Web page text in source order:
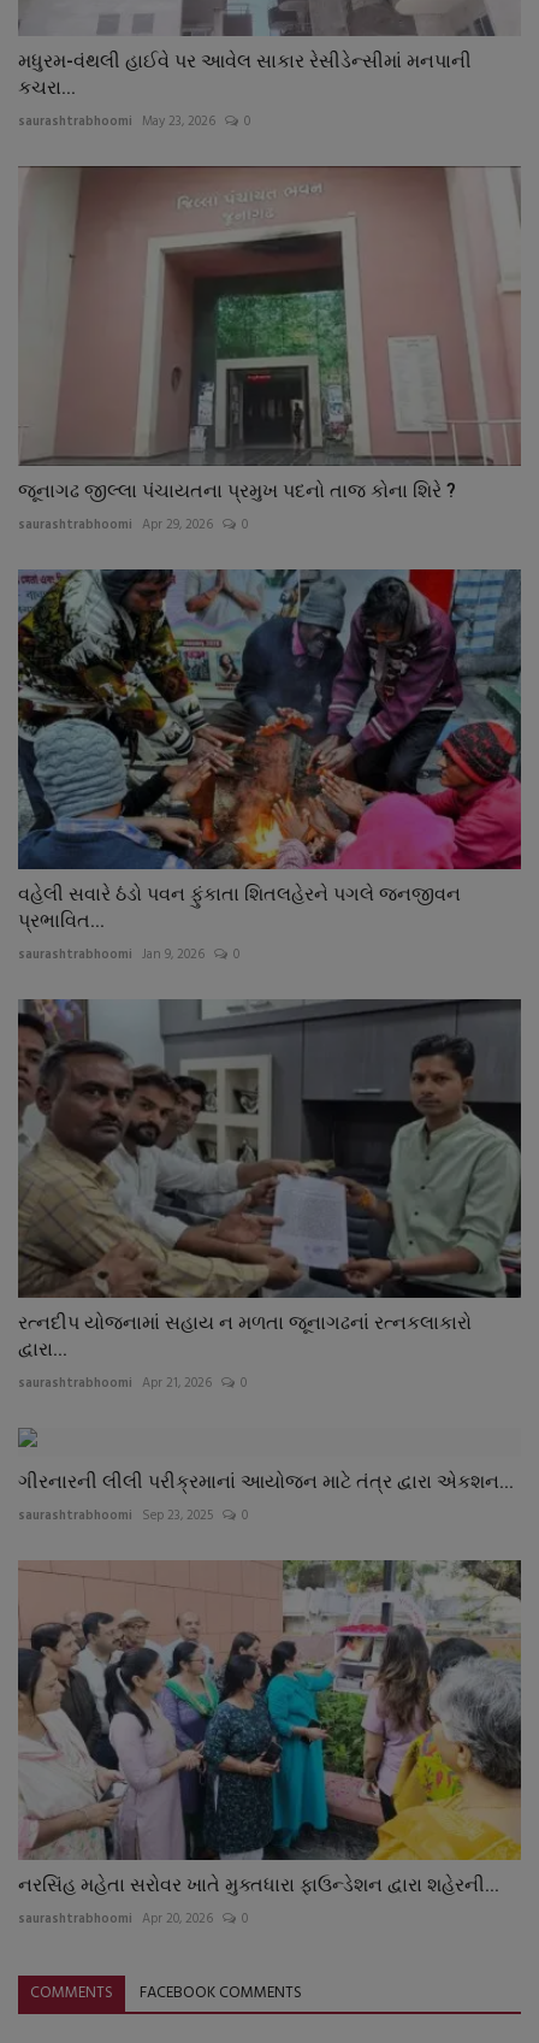
મધુરમ-વંથલી હાઈવે પર આવેલ સાકાર રેસીડેન્સીમાં મનપાની
કચરા...
saurashtrabhoomi May 23, 2026 0
જૂનાગઢ જીલ્લા પંચાયતના પ્રમુખ પદનો તાજ કોના શિરે ?
saurashtrabhoomi Apr 29, 2026 0
વહેલી સવારે ઠંડો પવન ફુંકાતા શિતલહેરને પગલે જનજીવન
પ્રભાવિત...
saurashtrabhoomi Jan 9, 2026 0
રત્નદીપ યોજનામાં સહાય ન મળતા જૂનાગઢનાં રત્નકલાકારો
દ્વારા...
saurashtrabhoomi Apr 21, 2026 0
ગીરનારની લીલી પરીક્રમાનાં આયોજન માટે તંત્ર દ્વારા એકશન...
saurashtrabhoomi Sep 23, 2025 0
નરસિંહ મહેતા સરોવર ખાતે મુક્તધારા ફાઉન્ડેશન દ્વારા શહેરની...
saurashtrabhoomi Apr 20, 2026 0
COMMENTS FACEBOOK COMMENTS